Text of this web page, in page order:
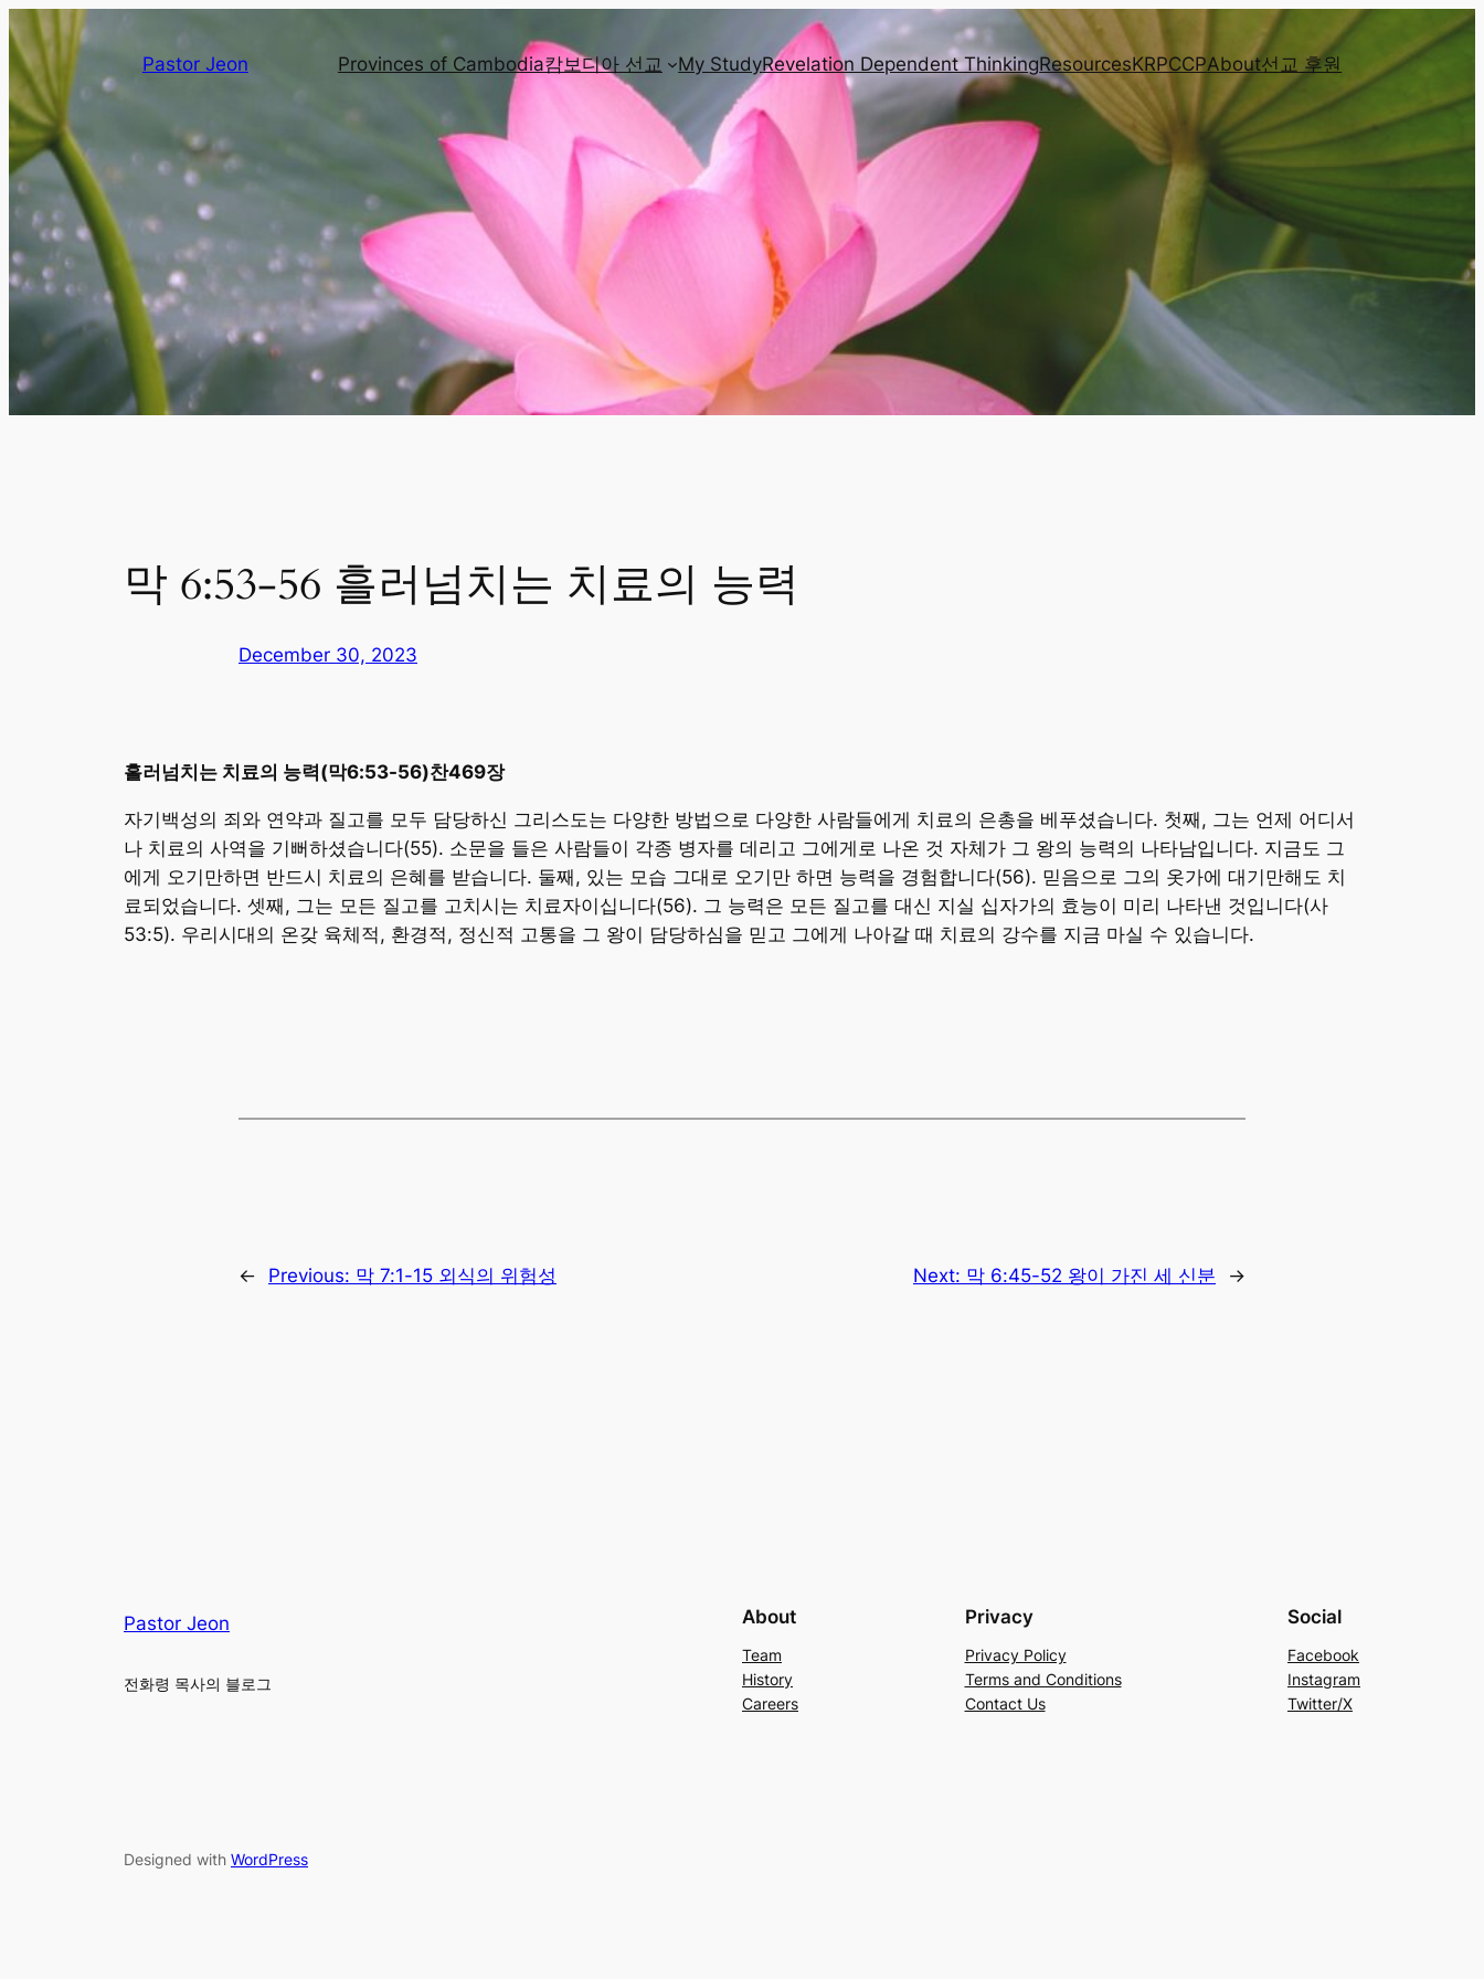
Pastor Jeon Provinces of Cambodia캄보디아 선교 My StudyRevelation Dependent ThinkingResourcesKRPCCPAbout선교 후원
막 6:53-56 흘러넘치는 치료의 능력
December 30, 2023
흘러넘치는 치료의 능력(막6:53-56)찬469장
자기백성의 죄와 연약과 질고를 모두 담당하신 그리스도는 다양한 방법으로 다양한 사람들에게 치료의 은총을 베푸셨습니다. 첫째, 그는 언제 어디서
나 치료의 사역을 기뻐하셨습니다(55). 소문을 들은 사람들이 각종 병자를 데리고 그에게로 나온 것 자체가 그 왕의 능력의 나타남입니다. 지금도 그
에게 오기만하면 반드시 치료의 은혜를 받습니다. 둘째, 있는 모습 그대로 오기만 하면 능력을 경험합니다(56). 믿음으로 그의 옷가에 대기만해도 치
료되었습니다. 셋째, 그는 모든 질고를 고치시는 치료자이십니다(56). 그 능력은 모든 질고를 대신 지실 십자가의 효능이 미리 나타낸 것입니다(사
53:5). 우리시대의 온갖 육체적, 환경적, 정신적 고통을 그 왕이 담당하심을 믿고 그에게 나아갈 때 치료의 강수를 지금 마실 수 있습니다.
← Previous: 막 7:1-15 외식의 위험성 Next: 막 6:45-52 왕이 가진 세 신분 →
Pastor Jeon
전화령 목사의 블로그
About
Team
History
Careers
Privacy
Privacy Policy
Terms and Conditions
Contact Us
Social
Facebook
Instagram
Twitter/X
Designed with WordPress